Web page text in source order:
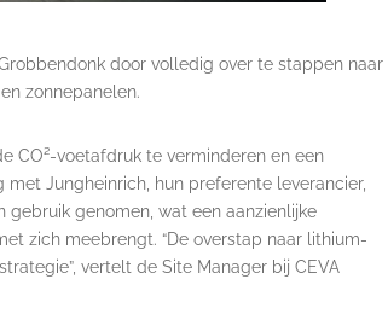
door volledig over te stappen naar
zonnepanelen.
CO²-voetafdruk te verminderen en een
Jungheinrich, hun preferente leverancier,
gebruik genomen, wat een aanzienlijke
zich meebrengt. “De overstap naar lithium-
vertelt de Site Manager bij CEVA